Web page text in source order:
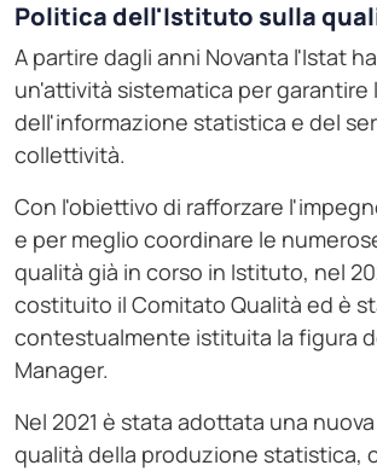
Politica dell'Istituto sulla
A partire dagli anni Novanta l'Istat
un'attività sistematica per garantire
dell'informazione statistica e del
collettività.
Con l'obiettivo di rafforzare
e per meglio coordinare le
qualità già in corso in Istituto, nel
costituito il Comitato Qualità ed è
contestualmente istituita la figura
Manager.
Nel 2021 è stata adottata una
qualità della produzione statistica,